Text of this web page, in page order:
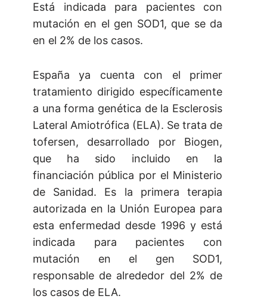
Está indicada para pacientes con
mutación en el gen SOD1, que se da
en el 2% de los casos.
España ya cuenta con el primer
tratamiento dirigido específicamente
a una forma genética de la Esclerosis
Lateral Amiotrófica (ELA). Se trata de
tofersen, desarrollado por Biogen,
que ha sido incluido en la
financiación pública por el Ministerio
de Sanidad. Es la primera terapia
autorizada en la Unión Europea para
esta enfermedad desde 1996 y está
indicada para pacientes con
mutación en el gen SOD1,
responsable de alrededor del 2% de
los casos de ELA.